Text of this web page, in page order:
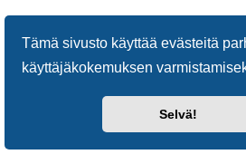
Tämä sivusto käyttää evästeitä
käyttäjäkokemuksen
Selvä!